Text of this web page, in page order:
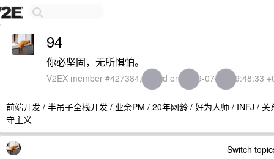
94
你必坚固，无所惧怕。
V2EX member #427384, joined on 2019-07-06 19:48:33
前端开发 / 半吊子全栈开发 / 业余PM / 20年网龄 / 好为人师 / INFJ /
守主义
Switch